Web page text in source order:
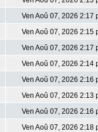
Ven Aoû 07, 2026 2:17
Ven Aoû 07, 2026 2:15
Ven Aoû 07, 2026 2:17
Ven Aoû 07, 2026 2:14
Ven Aoû 07, 2026 2:16
Ven Aoû 07, 2026 2:13
Ven Aoû 07, 2026 2:16
Ven Aoû 07, 2026 2:18